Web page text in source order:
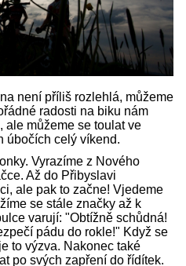
není příliš rozlehlá, můžeme
radosti na biku nám
ale můžeme se toulat ve
úbočích celý víkend.
Vyrazíme z Nového
Až do Přibyslavi
ale pak to začne! Vjedeme
se stále značky až k
varují: "Obtížně schůdná!
pádu do rokle!" Když se
to výzva. Nakonec také
po svých zapření do řídítek.